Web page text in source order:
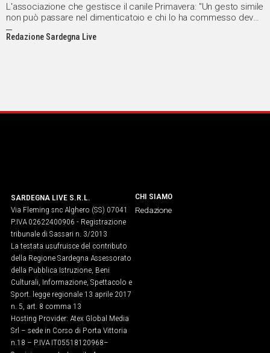
MEDIO
CAMPIDANO
ITALIA
VIDEO
Vai
UNISCITI
AL CANALE
WHATSAPP
L'associazione che gestisce il canile Primavera: "Un gesto simile
non può passare nel dimenticatoio e chi lo ha commesso deve
pagare”
Redazione Sardegna Live
SARDEGNA LIVE S.R.L.
Via Fleming snc Alghero (SS) 07041
P.IVA 02622400906 - Registrazione
tribunale di Sassari n. 3/2013
La testata usufruisce del contributo
della Regione Sardegna Assessorato
della Pubblica Istruzione, Beni
Culturali, Informazione, Spettacolo e
Sport. legge regionale 13 aprile 2017
n. 5, art. 8 comma 13
Hosting Provider: Atex Global Media
Srl – sede in Corso di Porta Vittoria
n.18 – P.IVA IT05518120968​–
CHI SIAMO
Redazione